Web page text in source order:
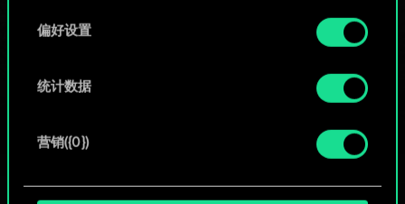
偏好设置
统计数据
营销({0})